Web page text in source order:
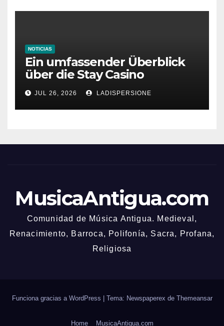
NOTICIAS
Ein umfassender Überblick
über die Stay Casino
Bonusbedingungen
JUL 26, 2026 LADISPERSIONE
MusicaAntigua.com
Comunidad de Música Antigua. Medieval,
Renacimiento, Barroca, Polifonía, Sacra, Profana,
Religiosa
Funciona gracias a WordPress Tema: Newspaperex de Themeansar
Home MusicaAntigua.com